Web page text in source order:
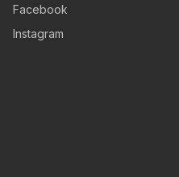
Facebook
Instagram